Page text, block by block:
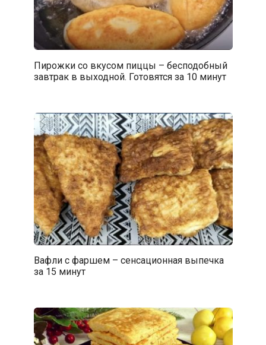
Пирожки со вкусом пиццы – бесподобный
завтрак в выходной. Готовятся за 10 минут
Вафли с фаршем – сенсационная выпечка
за 15 минут